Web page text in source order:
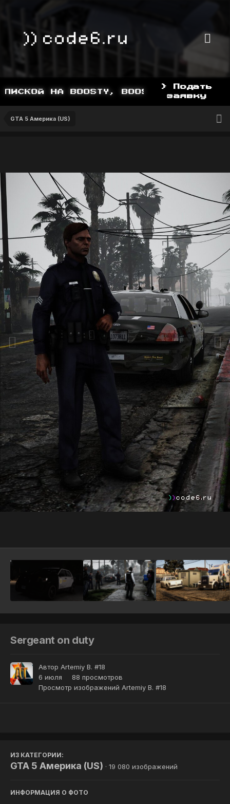
НА BOOSTY, BOOSTY.TO/YDDY
> Подать
заявку
GTA 5 Америка (US)
Sergeant on duty
Автор Artemiy B. #18
6 июля
88 просмотров
Просмотр изображений Artemiy B. #18
ИЗ КАТЕГОРИИ:
GTA 5 Америка (US) · 19 080 изображений
ИНФОРМАЦИЯ О ФОТО